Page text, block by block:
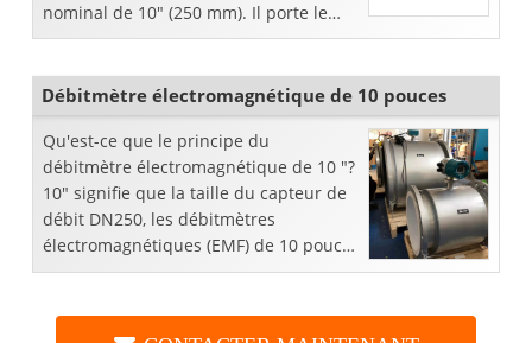
nominal de 10" (250 mm). Il porte le
nom de l'effet Coriolis,...
Débitmètre électromagnétique de 10 pouces
Qu'est-ce que le principe du
débitmètre électromagnétique de 10 "?
10" signifie que la taille du capteur de
débit DN250, les débitmètres
électromagnétiques (EMF) de 10 pouces
ont été utilisés pour la mesure continue